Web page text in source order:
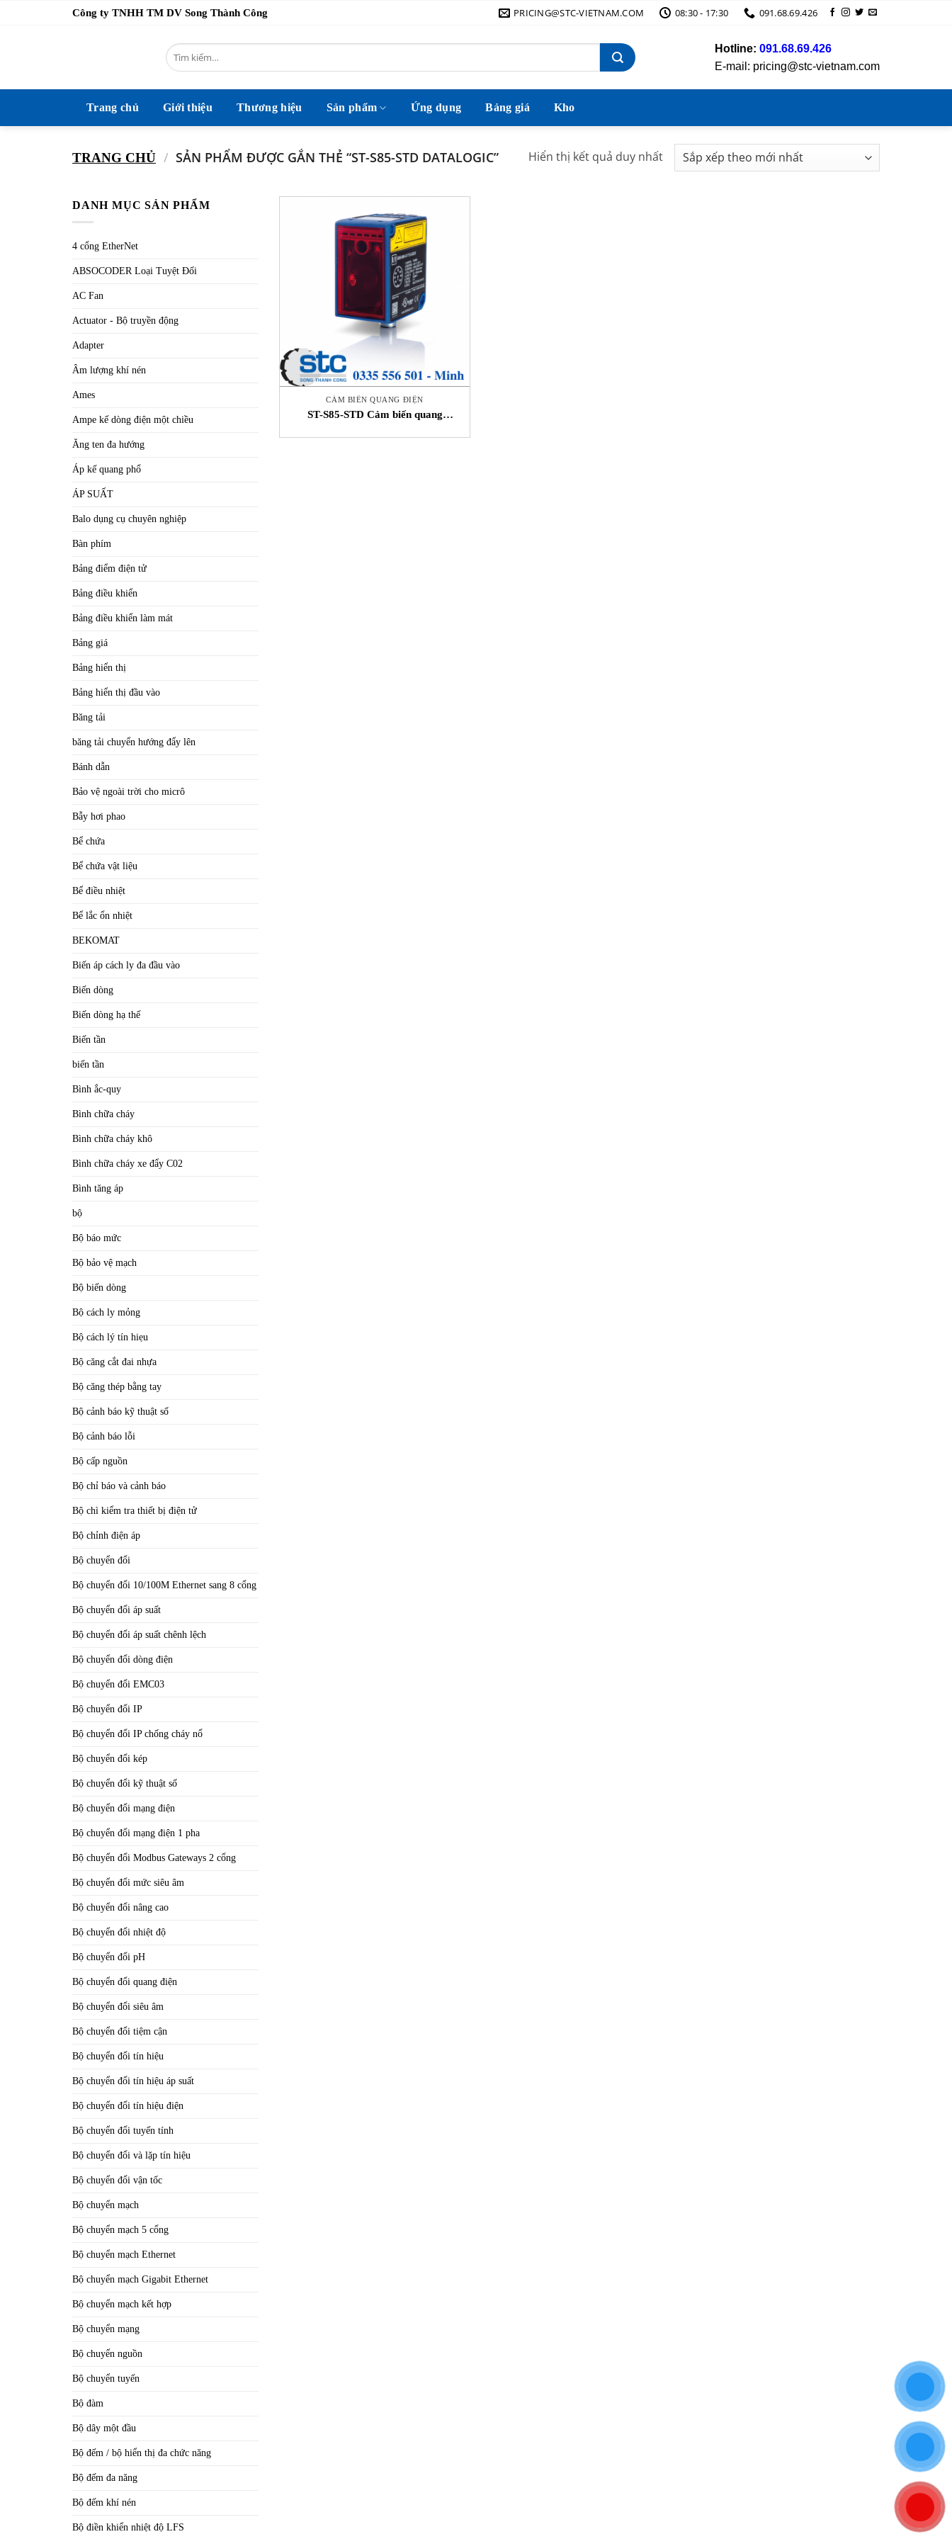
Công ty TNHH TM DV Song Thành Công PRICING@STC-VIETNAM.COM 08:30 - 17:30 091.68.69.426
Tìm
kiếm:
Hotline: 091.68.69.426
E-mail: pricing@stc-vietnam.com
Trang chủ Giới thiệu Thương hiệu Sản phẩm Ứng dụng Bảng giá Kho
TRANG CHỦ / SẢN PHẨM ĐƯỢC GẮN THẺ “ST-S85-STD DATALOGIC” Hiển thị kết quả duy nhất
DANH MỤC SẢN PHẨM
4 cổng EtherNet
ABSOCODER Loại Tuyệt Đối
AC Fan
Actuator - Bộ truyền động
Adapter
Âm lượng khí nén
Ames
Ampe kế dòng điện một chiều
Ăng ten đa hướng
Áp kế quang phổ
ÁP SUẤT
Balo dụng cụ chuyên nghiệp
Bàn phím
Bảng điểm điện tử
Bảng điều khiển
Bảng điều khiển làm mát
Bảng giá
Bảng hiển thị
Bảng hiển thị đầu vào
Băng tải
băng tải chuyển hướng đẩy lên
Bánh dẫn
Bảo vệ ngoài trời cho micrô
Bẫy hơi phao
Bể chứa
Bể chứa vật liệu
Bể điều nhiệt
Bể lắc ổn nhiệt
BEKOMAT
Biến áp cách ly đa đầu vào
Biến dòng
Biến dòng hạ thế
Biến tần
biến tần
Bình ắc-quy
Bình chữa cháy
Bình chữa cháy khô
Bình chữa cháy xe đẩy C02
Bình tăng áp
bộ
Bộ báo mức
Bộ bảo vệ mạch
Bộ biến dòng
Bộ cách ly mỏng
Bộ cách lý tín hiẹu
Bộ căng cắt đai nhựa
Bộ căng thép bằng tay
Bộ cảnh báo kỹ thuật số
Bộ cảnh báo lỗi
Bộ cấp nguồn
Bộ chỉ báo và cảnh báo
Bộ chì kiểm tra thiết bị điện tử
Bộ chỉnh điện áp
Bộ chuyển đổi
Bộ chuyển đổi 10/100M Ethernet sang 8 cổng
Bộ chuyển đổi áp suất
Bộ chuyển đổi áp suất chênh lệch
Bộ chuyển đổi dòng điện
Bộ chuyển đổi EMC03
Bộ chuyển đổi IP
Bộ chuyển đổi IP chống cháy nổ
Bộ chuyển đổi kép
Bộ chuyển đổi kỹ thuật số
Bộ chuyển đổi mạng điện
Bộ chuyển đổi mạng điện 1 pha
Bộ chuyển đổi Modbus Gateways 2 cổng
Bộ chuyển đổi mức siêu âm
Bộ chuyển đổi nâng cao
Bộ chuyển đổi nhiệt độ
Bộ chuyển đổi pH
Bộ chuyển đổi quang điện
Bộ chuyển đổi siêu âm
Bộ chuyển đổi tiệm cận
Bộ chuyển đổi tín hiệu
Bộ chuyển đổi tín hiệu áp suất
Bộ chuyển đổi tín hiệu điện
Bộ chuyển đổi tuyến tính
Bộ chuyển đổi và lặp tín hiệu
Bộ chuyển đổi vận tốc
Bộ chuyển mạch
Bộ chuyển mạch 5 cổng
Bộ chuyển mạch Ethernet
Bộ chuyển mạch Gigabit Ethernet
Bộ chuyển mạch kết hợp
Bộ chuyển mạng
Bộ chuyển nguồn
Bộ chuyển tuyến
Bộ đàm
Bộ dây một đầu
Bộ đếm / bộ hiển thị đa chức năng
Bộ đếm đa năng
Bộ đếm khí nén
Bộ điền khiển nhiệt độ LFS
CẢM BIẾN QUANG ĐIỆN
ST-S85-STD Cảm biến quang